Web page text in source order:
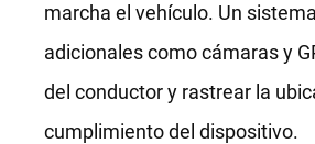
marcha el vehículo. Un
adicionales como cámaras y
del conductor y rastrear la
cumplimiento del dispositivo.